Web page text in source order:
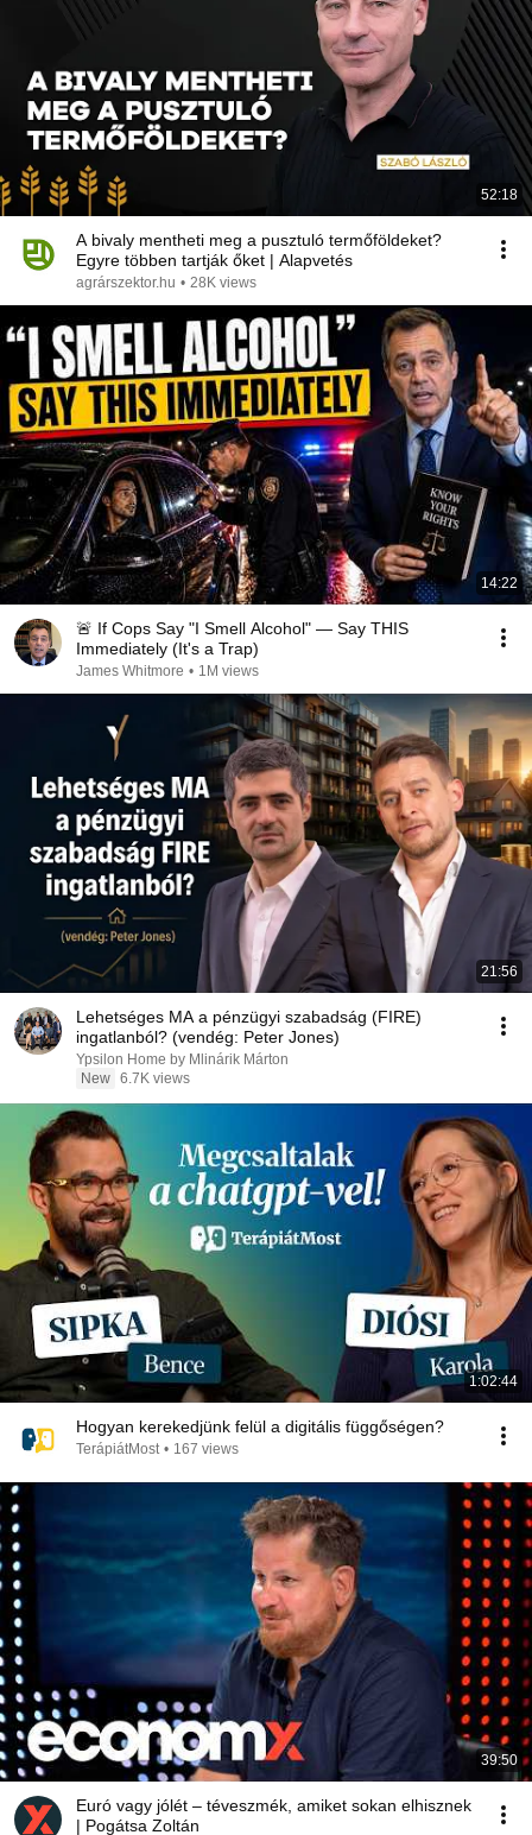
52:18
A bivaly mentheti meg a pusztuló termőföldeket?
Egyre többen tartják őket | Alapvetés
agrárszektor.hu • 28K views
14:22
🚨 If Cops Say "I Smell Alcohol" — Say THIS
Immediately (It's a Trap)
James Whitmore • 1M views
21:56
Lehetséges MA a pénzügyi szabadság (FIRE)
ingatlanból? (vendég: Peter Jones)
Ypsilon Home by Mlinárik Márton
New 6.7K views
1:02:44
Hogyan kerekedjünk felül a digitális függőségen?
TerápiátMost • 167 views
39:50
Euró vagy jólét – téveszmék, amiket sokan elhisznek
| Pogátsa Zoltán